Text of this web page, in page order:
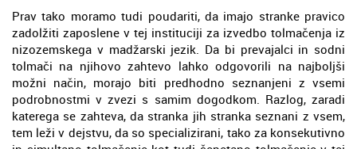
Prav tako moramo tudi poudariti, da imajo stranke pravico
zadolžiti zaposlene v tej instituciji za izvedbo tolmačenja iz
nizozemskega v madžarski jezik. Da bi prevajalci in sodni
tolmači na njihovo zahtevo lahko odgovorili na najboljši
možni način, morajo biti predhodno seznanjeni z vsemi
podrobnostmi v zvezi s samim dogodkom. Razlog, zaradi
katerega se zahteva, da stranka jih stranka seznani z vsem,
tem leži v dejstvu, da so specializirani, tako za konsekutivno